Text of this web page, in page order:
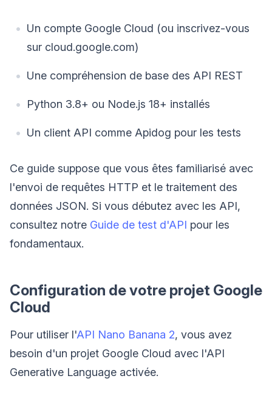
Un compte Google Cloud (ou inscrivez-vous
sur cloud.google.com)
Une compréhension de base des API REST
Python 3.8+ ou Node.js 18+ installés
Un client API comme Apidog pour les tests
Ce guide suppose que vous êtes familiarisé avec
l'envoi de requêtes HTTP et le traitement des
données JSON. Si vous débutez avec les API,
consultez notre Guide de test d'API pour les
fondamentaux.
Configuration de votre projet Google
Cloud
Pour utiliser l'API Nano Banana 2, vous avez
besoin d'un projet Google Cloud avec l'API
Generative Language activée.